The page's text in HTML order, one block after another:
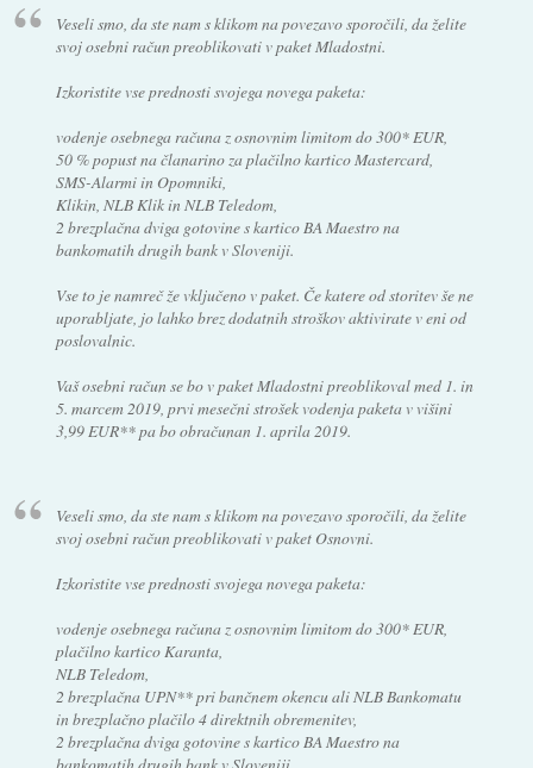
Veseli smo, da ste nam s klikom na povezavo sporočili, da želite
svoj osebni račun preoblikovati v paket Mladostni.
Izkoristite vse prednosti svojega novega paketa:
vodenje osebnega računa z osnovnim limitom do 300* EUR,
50 % popust na članarino za plačilno kartico Mastercard,
SMS-Alarmi in Opomniki,
Klikin, NLB Klik in NLB Teledom,
2 brezplačna dviga gotovine s kartico BA Maestro na
bankomatih drugih bank v Sloveniji.
Vse to je namreč že vključeno v paket. Če katere od storitev še ne
uporabljate, jo lahko brez dodatnih stroškov aktivirate v eni od
poslovalnic.
Vaš osebni račun se bo v paket Mladostni preoblikoval med 1. in
5. marcem 2019, prvi mesečni strošek vodenja paketa v višini
3,99 EUR** pa bo obračunan 1. aprila 2019.
Veseli smo, da ste nam s klikom na povezavo sporočili, da želite
svoj osebni račun preoblikovati v paket Osnovni.
Izkoristite vse prednosti svojega novega paketa:
vodenje osebnega računa z osnovnim limitom do 300* EUR,
plačilno kartico Karanta,
NLB Teledom,
2 brezplačna UPN** pri bančnem okencu ali NLB Bankomatu
in brezplačno plačilo 4 direktnih obremenitev,
2 brezplačna dviga gotovine s kartico BA Maestro na
bankomatih drugih bank v Sloveniji,